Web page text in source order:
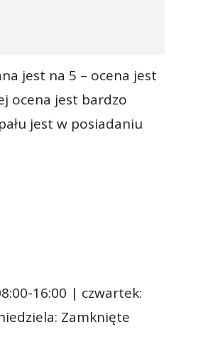
jest na 5 – ocena jest
ocena jest bardzo
jest w posiadaniu
16:00 | czwartek:
Zamknięte